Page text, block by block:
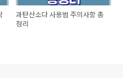
과탄산소다 사용법 주의사항 총
정리